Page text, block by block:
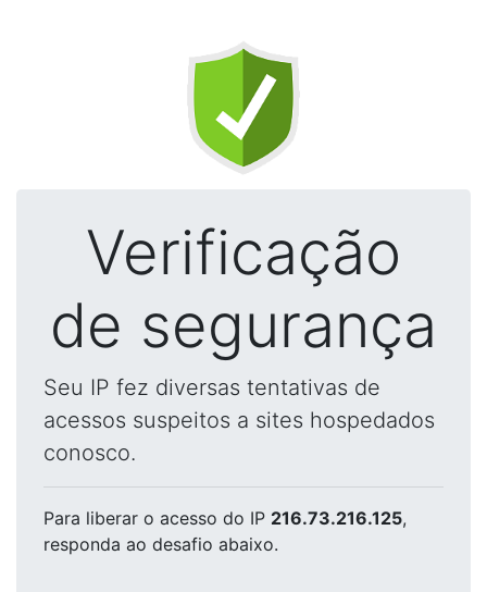
Verificação
de segurança
Seu IP fez diversas tentativas de
acessos suspeitos a sites hospedados
conosco.
Para liberar o acesso do IP 216.73.216.125,
responda ao desafio abaixo.